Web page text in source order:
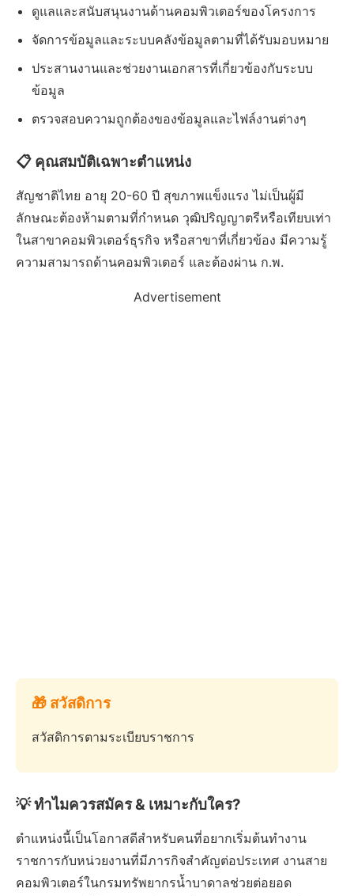
ดูแลและสนับสนุนงานด้านคอมพิวเตอร์ของโครงการ
จัดการข้อมูลและระบบคลังข้อมูลตามที่ได้รับมอบหมาย
ประสานงานและช่วยงานเอกสารที่เกี่ยวข้องกับระบบ
ข้อมูล
ตรวจสอบความถูกต้องของข้อมูลและไฟล์งานต่างๆ
📋 คุณสมบัติเฉพาะตำแหน่ง
สัญชาติไทย อายุ 20-60 ปี สุขภาพแข็งแรง ไม่เป็นผู้มี
ลักษณะต้องห้ามตามที่กำหนด วุฒิปริญญาตรีหรือเทียบเท่า
ในสาขาคอมพิวเตอร์ธุรกิจ หรือสาขาที่เกี่ยวข้อง มีความรู้
ความสามารถด้านคอมพิวเตอร์ และต้องผ่าน ก.พ.
Advertisement
🎁 สวัสดิการ
สวัสดิการตามระเบียบราชการ
💡 ทำไมควรสมัคร & เหมาะกับใคร?
ตำแหน่งนี้เป็นโอกาสดีสำหรับคนที่อยากเริ่มต้นทำงาน
ราชการกับหน่วยงานที่มีภารกิจสำคัญต่อประเทศ งานสาย
คอมพิวเตอร์ในกรมทรัพยากรน้ำบาดาลช่วยต่อยอด